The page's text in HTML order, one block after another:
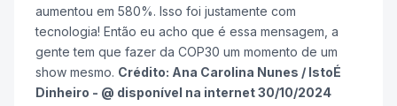
aumentou em 580%. Isso foi justamente com
tecnologia! Então eu acho que é essa mensagem, a
gente tem que fazer da COP30 um momento de um
show mesmo. Crédito: Ana Carolina Nunes / IstoÉ
Dinheiro - @ disponível na internet 30/10/2024